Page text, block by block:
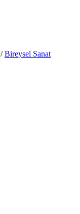
/ Bireysel Sanat